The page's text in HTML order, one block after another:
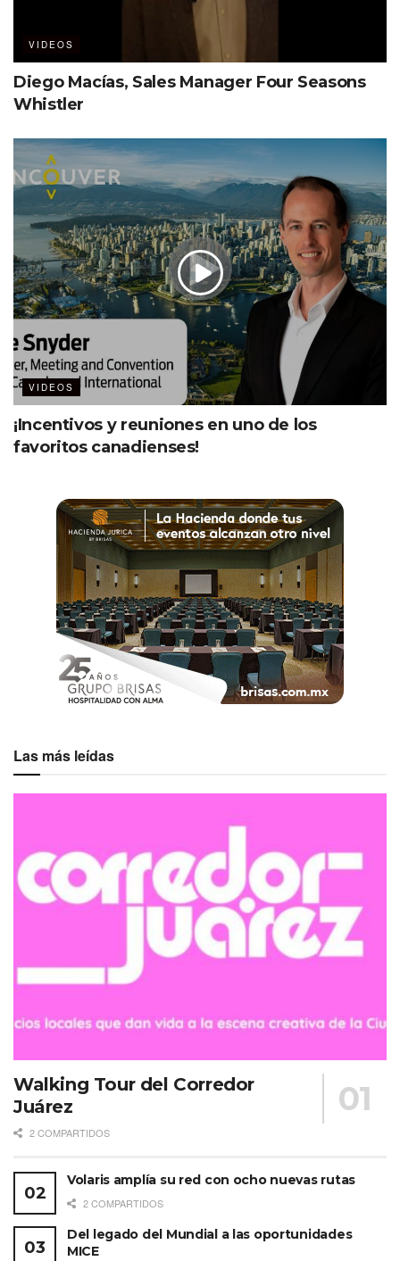
VIDEOS
Diego Macías, Sales Manager Four Seasons
Whistler
VIDEOS
¡Incentivos y reuniones en uno de los
favoritos canadienses!
Las más leídas
Walking Tour del Corredor
Juárez
2 COMPARTIDOS
Volaris amplía su red con ocho nuevas rutas
2 COMPARTIDOS
Del legado del Mundial a las oportunidades
MICE